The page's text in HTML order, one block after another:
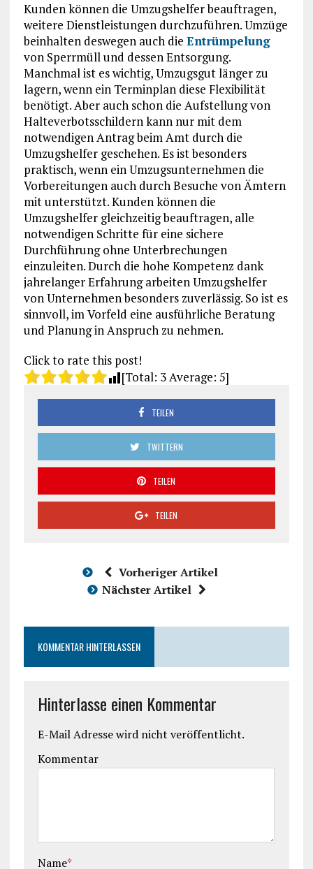
Kunden können die Umzugshelfer beauftragen,
weitere Dienstleistungen durchzuführen. Umzüge
beinhalten deswegen auch die Entrümpelung
von Sperrmüll und dessen Entsorgung.
Manchmal ist es wichtig, Umzugsgut länger zu
lagern, wenn ein Terminplan diese Flexibilität
benötigt. Aber auch schon die Aufstellung von
Halteverbotsschildern kann nur mit dem
notwendigen Antrag beim Amt durch die
Umzugshelfer geschehen. Es ist besonders
praktisch, wenn ein Umzugsunternehmen die
Vorbereitungen auch durch Besuche von Ämtern
mit unterstützt. Kunden können die
Umzugshelfer gleichzeitig beauftragen, alle
notwendigen Schritte für eine sichere
Durchführung ohne Unterbrechungen
einzuleiten. Durch die hohe Kompetenz dank
jahrelanger Erfahrung arbeiten Umzugshelfer
von Unternehmen besonders zuverlässig. So ist es
sinnvoll, im Vorfeld eine ausführliche Beratung
und Planung in Anspruch zu nehmen.
Click to rate this post!
[Total: 3Average: 5]
TEILEN
TWITTERN
TEILEN
TEILEN
Vorheriger Artikel
Nächster Artikel
KOMMENTAR HINTERLASSEN
Hinterlasse einen Kommentar
E-Mail Adresse wird nicht veröffentlicht.
Kommentar
Name*